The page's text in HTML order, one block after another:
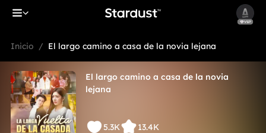
Inicio / El largo camino a casa de la novia lejana
El largo camino a casa de la novia
lejana
5.3K 13.4K